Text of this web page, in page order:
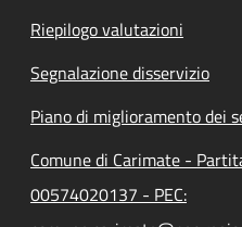
Riepilogo valutazioni
Segnalazione disservizio
Piano di miglioramento dei
Comune di Carimate -
00574020137 - PEC: